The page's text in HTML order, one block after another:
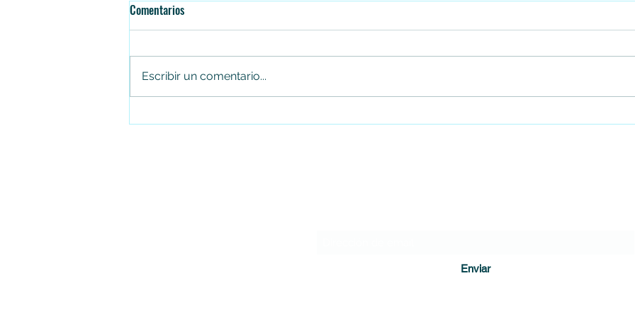
Juan Carlos Arias renuncia al
Soacha innova en alimentación
Comentarios
Escribir un comentario...
Enviar